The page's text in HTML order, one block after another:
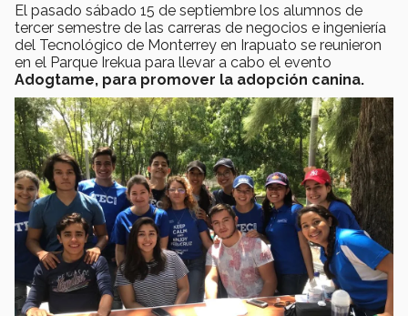
El pasado sábado 15 de septiembre los alumnos de
tercer semestre de las carreras de negocios e ingeniería
del Tecnológico de Monterrey en Irapuato se reunieron
en el Parque Irekua para llevar a cabo el evento
Adogtame, para promover la adopción canina.